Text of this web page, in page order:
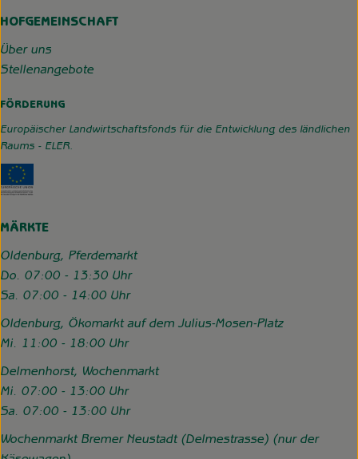
HOFGEMEINSCHAFT
Über uns
Stellenangebote
FÖRDERUNG
Europäischer Landwirtschaftsfonds für die Entwicklung des ländlichen
Raums - ELER.
MÄRKTE
Oldenburg, Pferdemarkt
Do. 07:00 - 13:30 Uhr
Sa. 07:00 - 14:00 Uhr
Oldenburg, Ökomarkt auf dem Julius-Mosen-Platz
Mi. 11:00 - 18:00 Uhr
Delmenhorst, Wochenmarkt
Mi. 07:00 - 13:00 Uhr
Sa. 07:00 - 13:00 Uhr
Wochenmarkt Bremer Neustadt (Delmestrasse) (nur der